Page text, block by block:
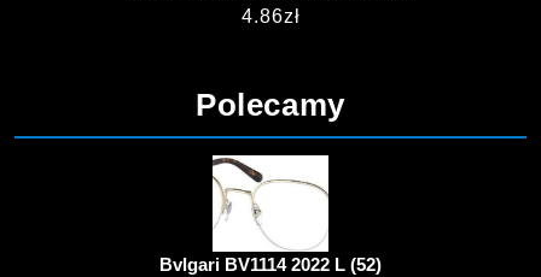
4.86zł
Polecamy
Bvlgari BV1114 2022 L (52)